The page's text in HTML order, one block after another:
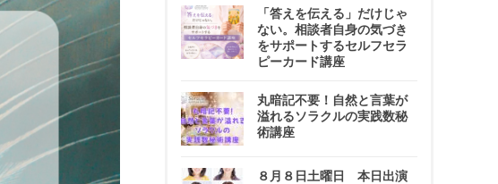
「答えを伝える」だけじゃ
ない。相談者自身の気づき
をサポートするセルフセラ
ピーカード講座
丸暗記不要！自然と言葉が
溢れるソラクルの実践数秘
術講座
８月８日土曜日 本日出演